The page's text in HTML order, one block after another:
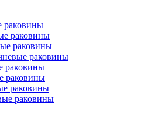
раковины
раковины
раковины
раковины
раковины
раковины
раковины
раковины